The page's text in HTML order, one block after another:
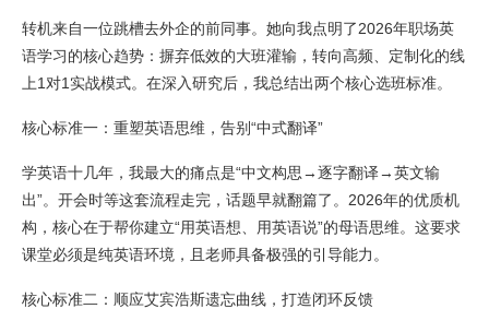
转机来自一位跳槽去外企的前同事。她向我点明了2026年职场英
语学习的核心趋势：摒弃低效的大班灌输，转向高频、定制化的线
上1对1实战模式。在深入研究后，我总结出两个核心选班标准。
核心标准一：重塑英语思维，告别“中式翻译”
学英语十几年，我最大的痛点是“中文构思→逐字翻译→英文输
出”。开会时等这套流程走完，话题早就翻篇了。2026年的优质机
构，核心在于帮你建立“用英语想、用英语说”的母语思维。这要求
课堂必须是纯英语环境，且老师具备极强的引导能力。
核心标准二：顺应艾宾浩斯遗忘曲线，打造闭环反馈